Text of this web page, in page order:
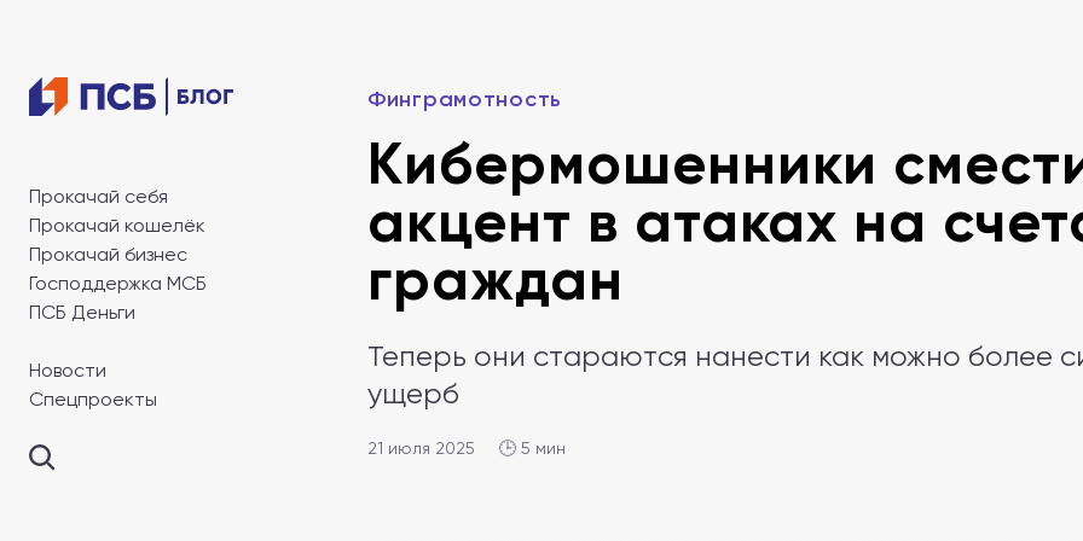
Прокачай себя
Прокачай кошелёк
Прокачай бизнес
Господдержка МСБ
ПСБ Деньги
Новости
Спецпроекты
Финграмотность
Кибермошенники
акцент в атаках на
граждан
Теперь они стараются нанести как можно более
ущерб
21 июля 2025 🕒 5 мин